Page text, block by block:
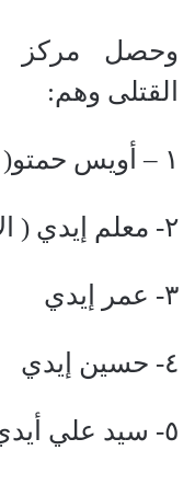
وحصل مركز
القتلى وهم:
١ – أويس حمتو( الخال)
٢- معلم إيدي ( الاب)
٣- عمر إيدي
٤- حسين إيدي
٥- سيد علي أيدي